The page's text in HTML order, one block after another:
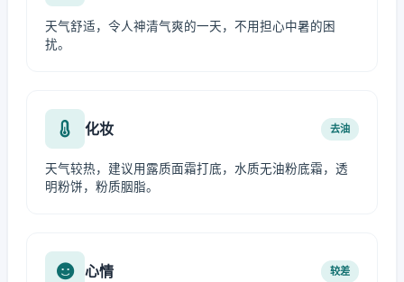
天气舒适，令人神清气爽的一天，不用担心中暑的困
扰。
化妆 去油
天气较热，建议用露质面霜打底，水质无油粉底霜，透
明粉饼，粉质胭脂。
心情 较差